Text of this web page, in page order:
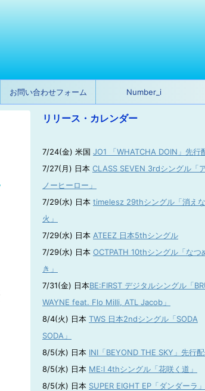
お問い合わせフォーム Number_i
リリース・カレンダー
7/24(金) 米国 JO1 「WHATCHA DOIN」先行
7/27(月) 日本 CLASS SEVEN 3rdシングル「
ノーヒーロー」
7/29(水) 日本 timelesz 29thシングル「消え
火」
7/29(水) 日本 ATEEZ 日本5thシングル
7/29(水) 日本 OCTPATH 10thシングル「なつ
き」
7/31(金) 日本BE:FIRST デジタルシングル「
WAYNE feat. Flo Milli, ATL Jacob」
8/4(火) 日本 TWS 日本2ndシングル「SODA
SODA」
8/5(水) 日本 INI「BEYOND THE SKY」先行
8/5(水) 日本 ME:I 4thシングル「花咲く道」
8/5(水) 日本 SUPER EIGHT EP「ダンダーラ」